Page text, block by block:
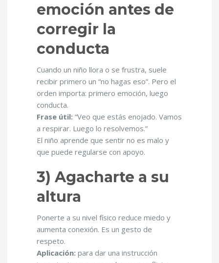
emoción antes de
corregir la
conducta
Cuando un niño llora o se frustra, suele
recibir primero un “no hagas eso”. Pero el
orden importa: primero emoción, luego
conducta.
Frase útil: “Veo que estás enojado. Vamos
a respirar. Luego lo resolvemos.”
El niño aprende que sentir no es malo y
que puede regularse con apoyo.
3) Agacharte a su
altura
Ponerte a su nivel físico reduce miedo y
aumenta conexión. Es un gesto de
respeto.
Aplicación: para dar una instrucción